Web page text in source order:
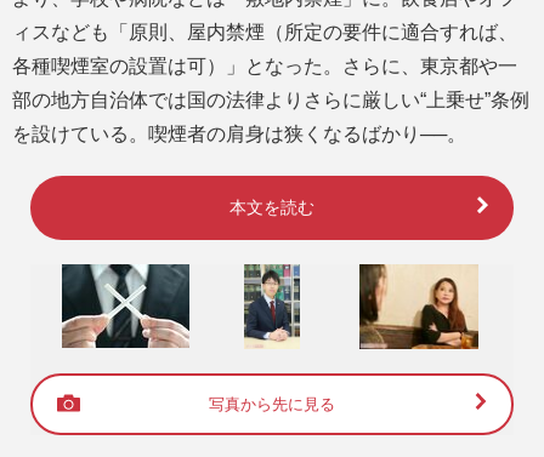
ィスなども「原則、屋内禁煙（所定の要件に適合すれば、
各種喫煙室の設置は可）」となった。さらに、東京都や一
部の地方自治体では国の法律よりさらに厳しい“上乗せ”条例
を設けている。喫煙者の肩身は狭くなるばかり──。
本文を読む
写真から先に見る